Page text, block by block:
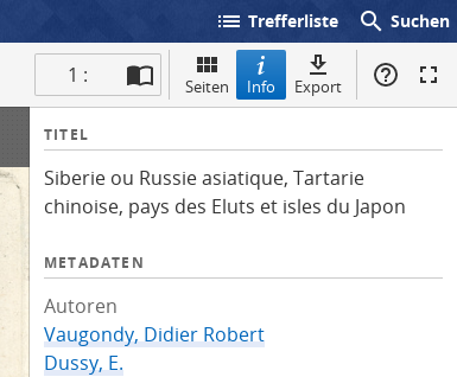
list Trefferliste search Suchen
1 : Seiten Info Export
I
f
o
TITEL
Siberie ou Russie asiatique, Tartarie
chinoise, pays des Eluts et isles du Japon
METADATEN
Autoren
Vaugondy, Didier Robert
Dussy, E.